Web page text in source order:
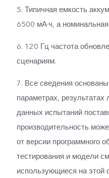
5. Типичная емкость
6500 мА·ч, а
6. 120 Гц частота
сценариям.
7. Все сведения
параметрах,
данных испытаний
производительность
от версии программного
тестирования и модели
использующиеся на этой